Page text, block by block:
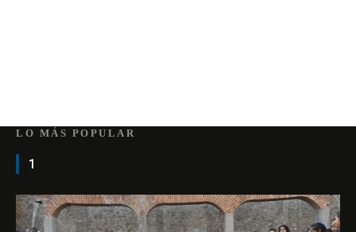
LO MÁS POPULAR
1